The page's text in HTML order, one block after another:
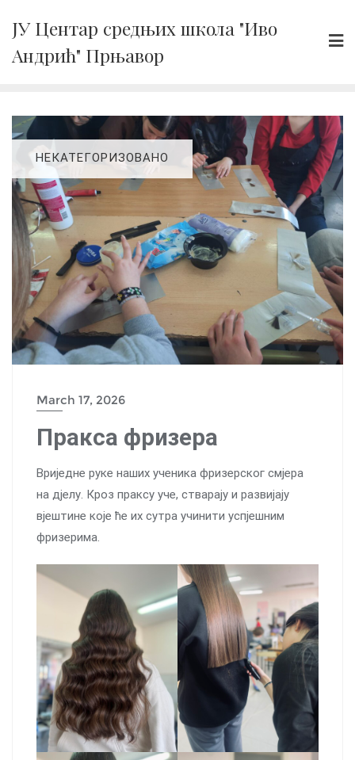
content
ЈУ Центар средњих школа "Иво
Андрић" Прњавор
НЕКАТЕГОРИЗОВАНО
March 17, 2026
Пракса фризера
Вриједне руке наших ученика фризерског смјера
на дјелу. Кроз праксу уче, стварају и развијају
вјештине које ће их сутра учинити успјешним
фризерима.